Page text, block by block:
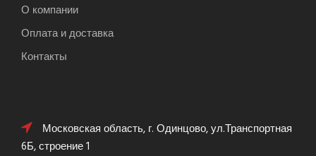
О компании
Оплата и доставка
Контакты
Московская область, г. Одинцово, ул.Транспортная
6Б, строение 1